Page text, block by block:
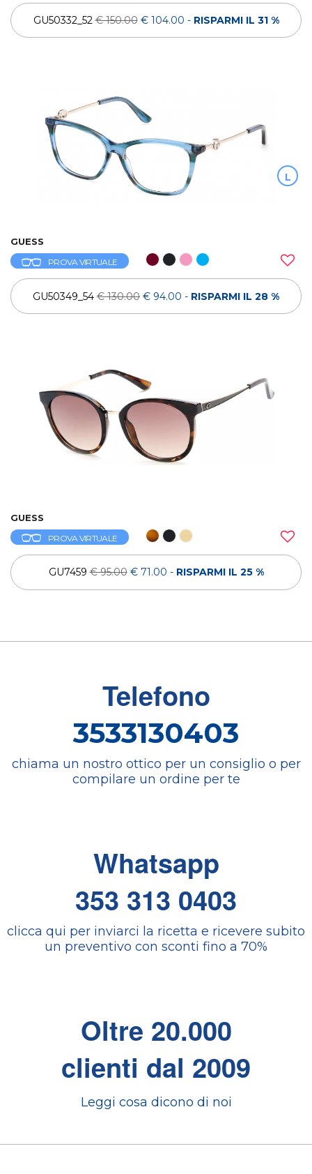
GU50332_52€ 150.00 € 104.00 - RISPARMI IL 31 %
L
GUESS
PROVA VIRTUALE
GU50349_54 € 130.00 € 94.00 - RISPARMI IL 28 %
GUESS
PROVA VIRTUALE
GU7459€ 95.00 € 71.00 - RISPARMI IL 25 %
Telefono
3533130403
chiama un nostro ottico per un consiglio o per
compilare un ordine per te
Whatsapp
353 313 0403
clicca qui per inviarci la ricetta e ricevere subito
un preventivo con sconti fino a 70%
Oltre 20.000
clienti dal 2009
Leggi cosa dicono di noi